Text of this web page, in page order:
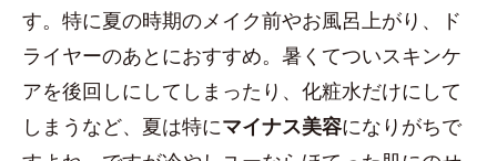
す。特に夏の時期のメイク前やお風呂上がり、ド
ライヤーのあとにおすすめ。暑くてついスキンケ
アを後回しにしてしまったり、化粧水だけにして
しまうなど、夏は特にマイナス美容になりがちで